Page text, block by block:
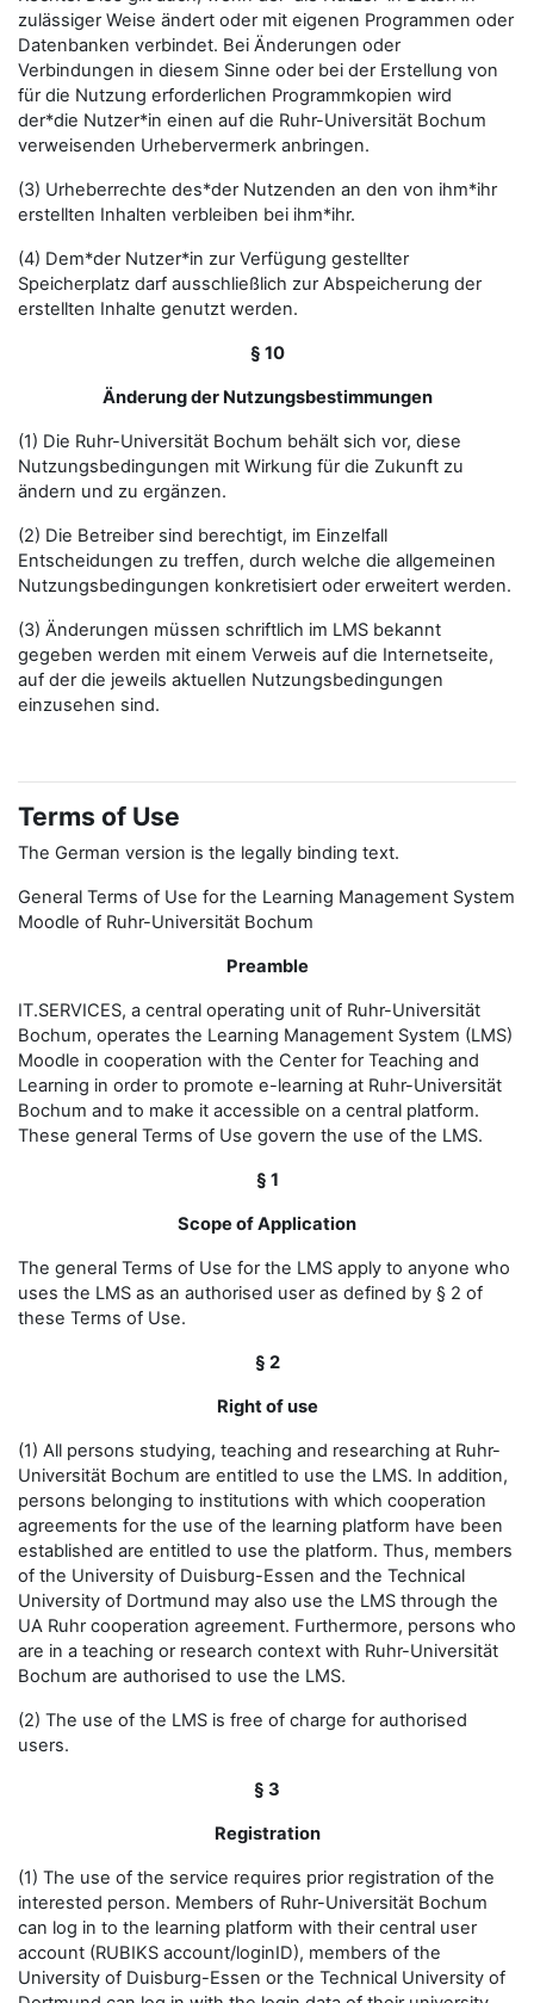
zulässiger Weise ändert oder mit eigenen Programmen oder
Datenbanken verbindet. Bei Änderungen oder
Verbindungen in diesem Sinne oder bei der Erstellung von
für die Nutzung erforderlichen Programmkopien wird
der*die Nutzer*in einen auf die Ruhr-Universität Bochum
verweisenden Urhebervermerk anbringen.
(3) Urheberrechte des*der Nutzenden an den von ihm*ihr
erstellten Inhalten verbleiben bei ihm*ihr.
(4) Dem*der Nutzer*in zur Verfügung gestellter
Speicherplatz darf ausschließlich zur Abspeicherung der
erstellten Inhalte genutzt werden.
§ 10
Änderung der Nutzungsbestimmungen
(1) Die Ruhr-Universität Bochum behält sich vor, diese
Nutzungsbedingungen mit Wirkung für die Zukunft zu
ändern und zu ergänzen.
(2) Die Betreiber sind berechtigt, im Einzelfall
Entscheidungen zu treffen, durch welche die allgemeinen
Nutzungsbedingungen konkretisiert oder erweitert werden.
(3) Änderungen müssen schriftlich im LMS bekannt
gegeben werden mit einem Verweis auf die Internetseite,
auf der die jeweils aktuellen Nutzungsbedingungen
einzusehen sind.
Terms of Use
The German version is the legally binding text.
General Terms of Use for the Learning Management System
Moodle of Ruhr-Universität Bochum
Preamble
IT.SERVICES, a central operating unit of Ruhr-Universität
Bochum, operates the Learning Management System (LMS)
Moodle in cooperation with the Center for Teaching and
Learning in order to promote e-learning at Ruhr-Universität
Bochum and to make it accessible on a central platform.
These general Terms of Use govern the use of the LMS.
§ 1
Scope of Application
The general Terms of Use for the LMS apply to anyone who
uses the LMS as an authorised user as defined by § 2 of
these Terms of Use.
§ 2
Right of use
(1) All persons studying, teaching and researching at Ruhr-
Universität Bochum are entitled to use the LMS. In addition,
persons belonging to institutions with which cooperation
agreements for the use of the learning platform have been
established are entitled to use the platform. Thus, members
of the University of Duisburg-Essen and the Technical
University of Dortmund may also use the LMS through the
UA Ruhr cooperation agreement. Furthermore, persons who
are in a teaching or research context with Ruhr-Universität
Bochum are authorised to use the LMS.
(2) The use of the LMS is free of charge for authorised
users.
§ 3
Registration
(1) The use of the service requires prior registration of the
interested person. Members of Ruhr-Universität Bochum
can log in to the learning platform with their central user
account (RUBIKS account/loginID), members of the
University of Duisburg-Essen or the Technical University of